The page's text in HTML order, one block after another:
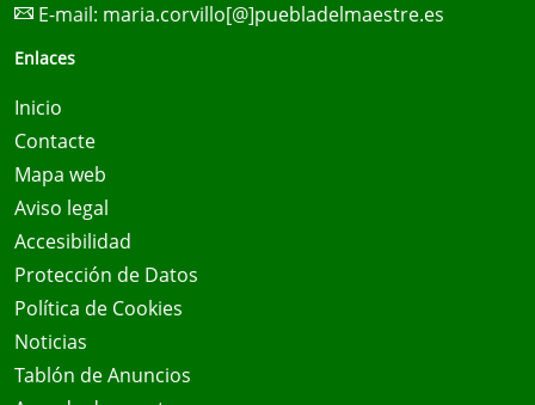
E-mail: maria.corvillo[@]puebladelmaestre.es
Enlaces
Inicio
Contacte
Mapa web
Aviso legal
Accesibilidad
Protección de Datos
Política de Cookies
Noticias
Tablón de Anuncios